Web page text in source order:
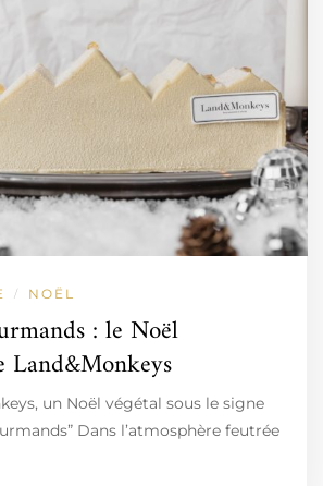
/ NOËL
: le Noël
Land&Monkeys
un Noël végétal sous le signe
Dans l’atmosphère feutrée